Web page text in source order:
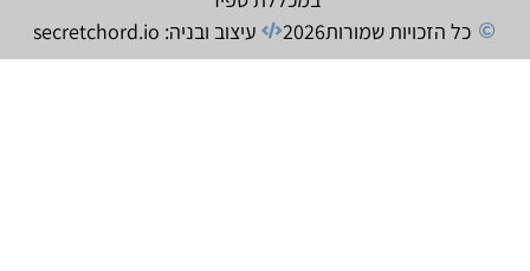
כל הזכויות שמורות2026 עיצוב ובניה: secretchord.io